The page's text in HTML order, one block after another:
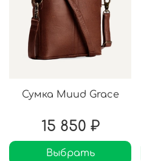
Сумка Muud Grace
15 850 ₽
Выбрать